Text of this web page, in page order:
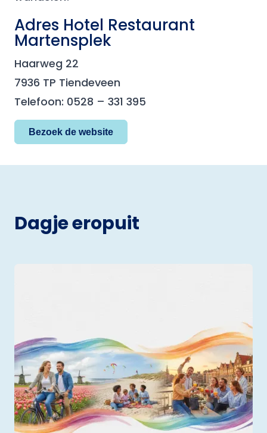
Adres Hotel Restaurant
Martensplek
Haarweg 22
7936 TP Tiendeveen
Telefoon: 0528 – 331 395
Bezoek de website
Dagje eropuit